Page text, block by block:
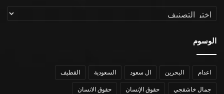
التصنيفات
الوسوم
اعدام البحرين ال سعود السعودية القطيف
جمال خاشقجي حقوق الإنسان حقوق الانسان